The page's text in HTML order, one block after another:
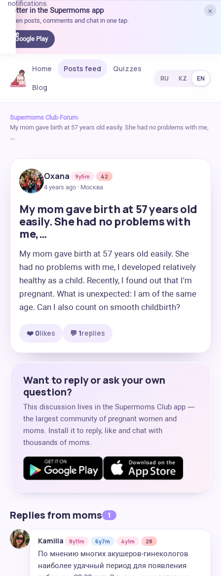
×
Better in the Supermoms app
Open posts, comments and chat in one tap.
Google Play
notifications.
Home Posts feed
Quizzes
Blog
RU KZ EN
Supermoms Club›Forum›
My mom gave birth at 57 years old easily. She had no problems with me,
…
Oxana 9y5m
42
4 years ago · Москва
My mom gave birth at 57 years old
easily. She had no problems with
me,…
My mom gave birth at 57 years old easily. She
had no problems with me, I developed relatively
healthy as a child. Recently, I found out that I'm
pregnant. What is unexpected: I am of the same
age. Can I also count on smooth childbirth?
❤️ 0likes 💬 1replies
Want to reply or ask your own
question?
This discussion lives in the Supermoms Club app —
the largest community of pregnant women and
moms. Install it to reply, like and chat with
thousands of moms.
Replies from moms 1
Kamilla 8y11m 6y7m 4y1m 28
По мнению многих акушеров-гинекологов
наиболее удачный период для появления